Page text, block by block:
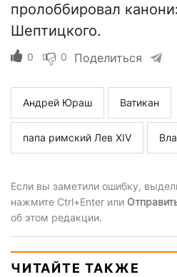
пролоббировал
Шептицкого.
0 0 Поделиться
Андрей Юраш Ватикан
папа римский Лев XIV
Если вы заметили ошибку,
нажмите Ctrl+Enter или
об этом редакции.
ЧИТАЙТЕ ТАКЖЕ